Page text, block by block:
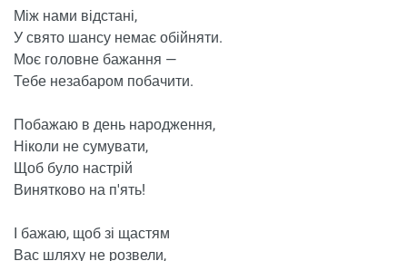
Між нами відстані,
У свято шансу немає обійняти.
Моє головне бажання —
Тебе незабаром побачити.
Побажаю в день народження,
Ніколи не сумувати,
Щоб було настрій
Винятково на п'ять!
І бажаю, щоб зі щастям
Вас шляху не розвели,